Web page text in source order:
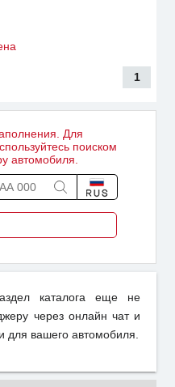
1
Для
поиском
автомобиля.
каталога еще не
через онлайн чат и
для вашего автомобиля.